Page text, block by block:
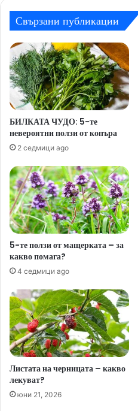
Свързани публикации
БИЛКАТА ЧУДО: 5-те
невероятни ползи от копъра
2 седмици ago
5-те ползи от мащерката – за
какво помага?
4 седмици ago
Листата на черницата – какво
лекуват?
юни 21, 2026